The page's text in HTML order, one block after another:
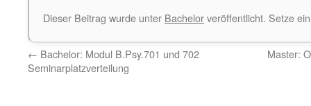
Dieser Beitrag wurde unter Bachelorveröffentlicht. Setze
← Bachelor: Modul B.Psy.701 und 702
Seminarplatzverteilung
Master: